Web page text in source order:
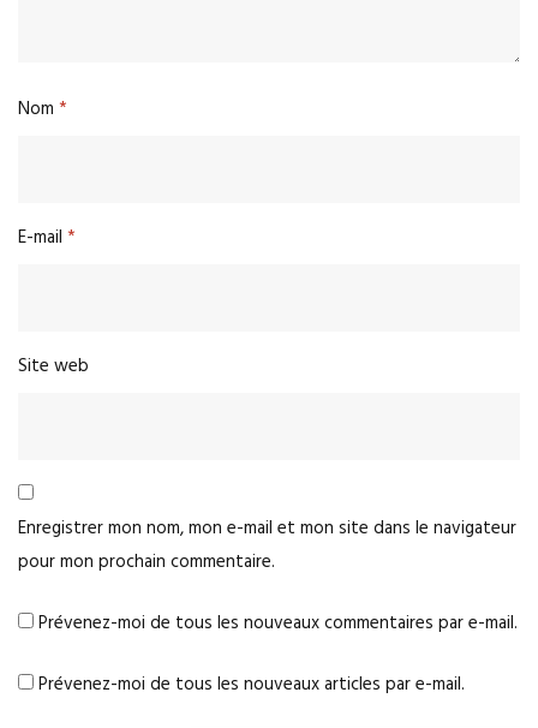
Nom *
E-mail *
Site web
Enregistrer mon nom, mon e-mail et mon site dans le navigateur
pour mon prochain commentaire.
Prévenez-moi de tous les nouveaux commentaires par e-mail.
Prévenez-moi de tous les nouveaux articles par e-mail.